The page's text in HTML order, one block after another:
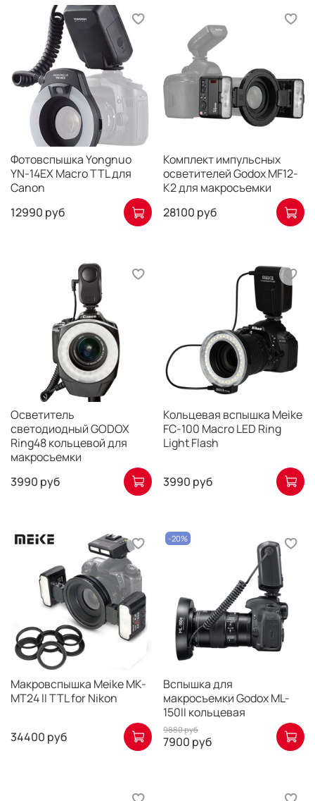
Фотовспышка Yongnuo
YN-14EX Macro TTL для
Canon
12990 руб
Комплект импульсных
осветителей Godox MF12-
K2 для макросъемки
28100 руб
Осветитель
светодиодный GODOX
Ring48 кольцевой для
макросъемки
3990 руб
Кольцевая вспышка Meike
FC-100 Macro LED Ring
Light Flash
3990 руб
Макровспышка Meike MK-
MT24 II TTL for Nikon
34400 руб
-20%
Вспышка для
макросъемки Godox ML-
150II кольцевая
9880 руб
7900 руб